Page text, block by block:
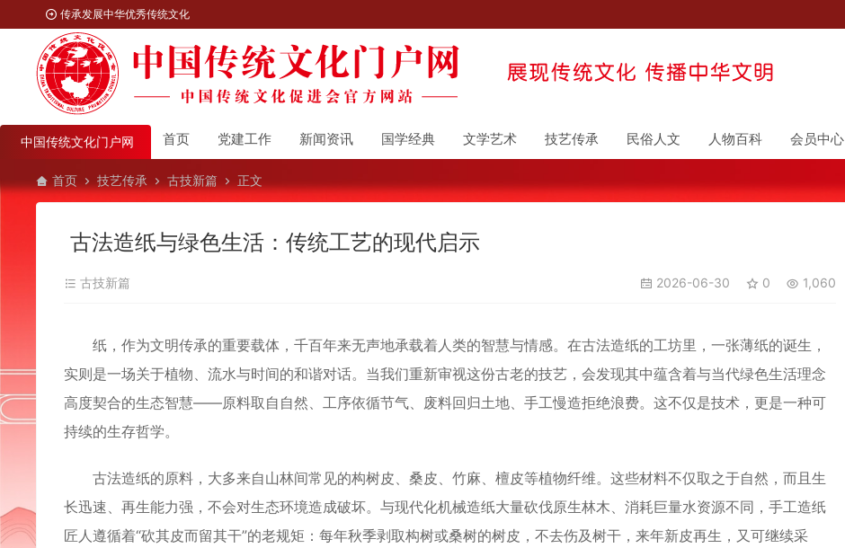
传承发展中华优秀传统文化
中国传统文化门户网 首页 党建工作 新闻资讯 国学经典 文学艺术 技艺传承 民俗人文 人物百科 会员中心
首页 技艺传承 古技新篇 正文
古法造纸与绿色生活：传统工艺的现代启示
古技新篇 2026-06-30 0 1,060
纸，作为文明传承的重要载体，千百年来无声地承载着人类的智慧与情感。在古法造纸的工坊里，一张薄纸的诞生，
实则是一场关于植物、流水与时间的和谐对话。当我们重新审视这份古老的技艺，会发现其中蕴含着与当代绿色生活理念
高度契合的生态智慧——原料取自自然、工序依循节气、废料回归土地、手工慢造拒绝浪费。这不仅是技术，更是一种可
持续的生存哲学。
古法造纸的原料，大多来自山林间常见的构树皮、桑皮、竹麻、檀皮等植物纤维。这些材料不仅取之于自然，而且生
长迅速、再生能力强，不会对生态环境造成破坏。与现代化机械造纸大量砍伐原生林木、消耗巨量水资源不同，手工造纸
匠人遵循着“砍其皮而留其干”的老规矩：每年秋季剥取构树或桑树的树皮，不去伤及树干，来年新皮再生，又可继续采